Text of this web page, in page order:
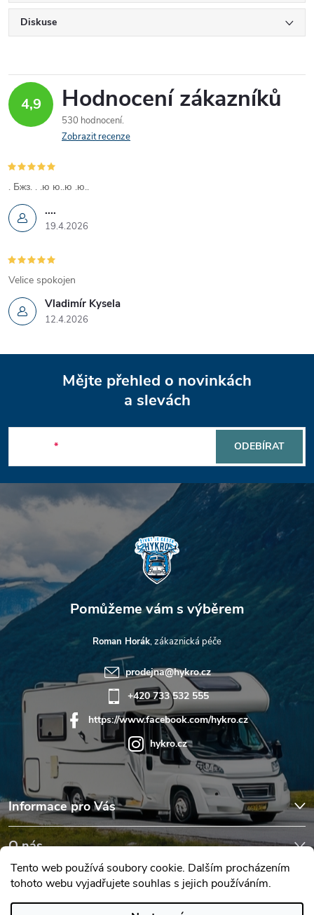
Tento web používá soubory cookie. Dalším procházením
tohoto webu vyjadřujete souhlas s jejich používáním.
Diskuse
4,9 Hodnocení zákazníků
530 hodnocení
Zobrazit recenze
....
19.4.2026
. Бжз. . .ю ю..ю .ю..
Vladimír Kysela
12.4.2026
Velice spokojen
p
a
t
í
Mějte přehled o novinkách
a slevách
ODEBÍRAT
Informace pro Vás
O nás
Hodnocení obchodu
Roman Horák
prodejna@hykro.cz
+420 733 532 555
https://www.facebook.com/hykro.cz
hykro.cz